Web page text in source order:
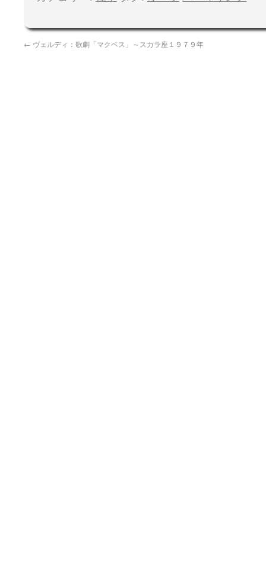
← ヴェルディ：歌劇「マクベス」～スカラ座１９７９年